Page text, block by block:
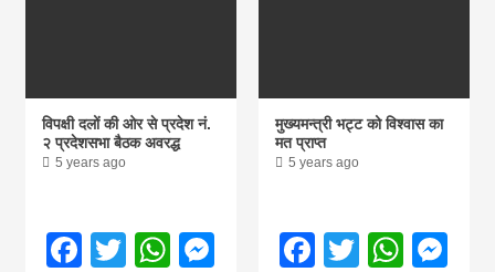
विपक्षी दलों की ओर से प्रदेश नं.
२ प्रदेशसभा बैठक अवरद्ध
5 years ago
Facebook
TwitterWhatsApp
Messenger
मुख्यमन्त्री भट्ट को विश्वास का
मत प्राप्त
5 years ago
Facebook
Twitter